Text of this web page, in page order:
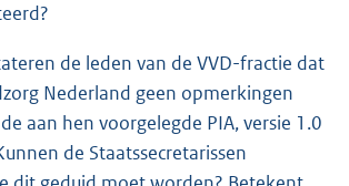
de leden van de VVD-fractie dat
Nederland geen opmerkingen
aan hen voorgelegde PIA, versie 1.0
de Staatssecretarissen